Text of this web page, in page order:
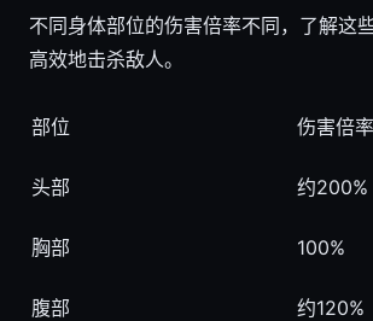
不同身体部位的伤害倍率不同，了解这
高效地击杀敌人。
部位 伤害倍率
头部 约200%
胸部 100%
腹部 约120%